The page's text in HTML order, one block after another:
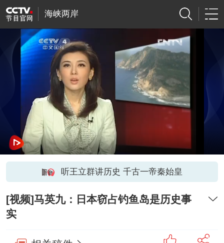
海峡两岸
听王立群讲历史 千古一帝秦始皇
[视频]马英九：日本窃占钓鱼岛是历史事
实